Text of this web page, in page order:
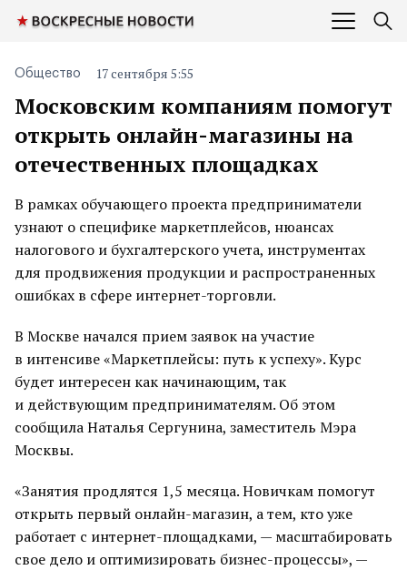
Московским компаниям помогут
открыть онлайн-магазины на
отечественных площадках
Общество 17 сентября 5:55
В рамках обучающего проекта предприниматели
узнают о специфике маркетплейсов, нюансах
налогового и бухгалтерского учета, инструментах
для продвижения продукции и распространенных
ошибках в сфере интернет-торговли.
В Москве начался прием заявок на участие
в интенсиве «Маркетплейсы: путь к успеху». Курс
будет интересен как начинающим, так
и действующим предпринимателям. Об этом
сообщила Наталья Сергунина, заместитель Мэра
Москвы.
«Занятия продлятся 1,5 месяца. Новичкам помогут
открыть первый онлайн-магазин, а тем, кто уже
работает с интернет-площадками, — масштабировать
свое дело и оптимизировать бизнес-процессы», —